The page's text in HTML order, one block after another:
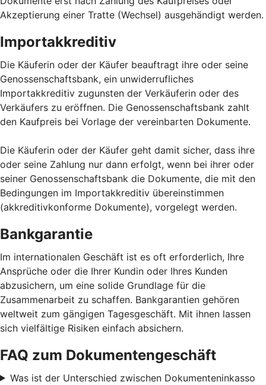
Akzeptierung einer Tratte (Wechsel) ausgehändigt werden.
Importakkreditiv
Die Käuferin oder der Käufer beauftragt ihre oder seine
Genossenschaftsbank, ein unwiderrufliches
Importakkreditiv zugunsten der Verkäuferin oder des
Verkäufers zu eröffnen. Die Genossenschaftsbank zahlt
den Kaufpreis bei Vorlage der vereinbarten Dokumente.
Die Käuferin oder der Käufer geht damit sicher, dass ihre
oder seine Zahlung nur dann erfolgt, wenn bei ihrer oder
seiner Genossenschaftsbank die Dokumente, die mit den
Bedingungen im Importakkreditiv übereinstimmen
(akkreditivkonforme Dokumente), vorgelegt werden.
Bankgarantie
Im internationalen Geschäft ist es oft erforderlich, Ihre
Ansprüche oder die Ihrer Kundin oder Ihres Kunden
abzusichern, um eine solide Grundlage für die
Zusammenarbeit zu schaffen. Bankgarantien gehören
weltweit zum gängigen Tagesgeschäft. Mit ihnen lassen
sich vielfältige Risiken einfach absichern.
FAQ zum Dokumentengeschäft
Was ist der Unterschied zwischen Dokumenteninkasso